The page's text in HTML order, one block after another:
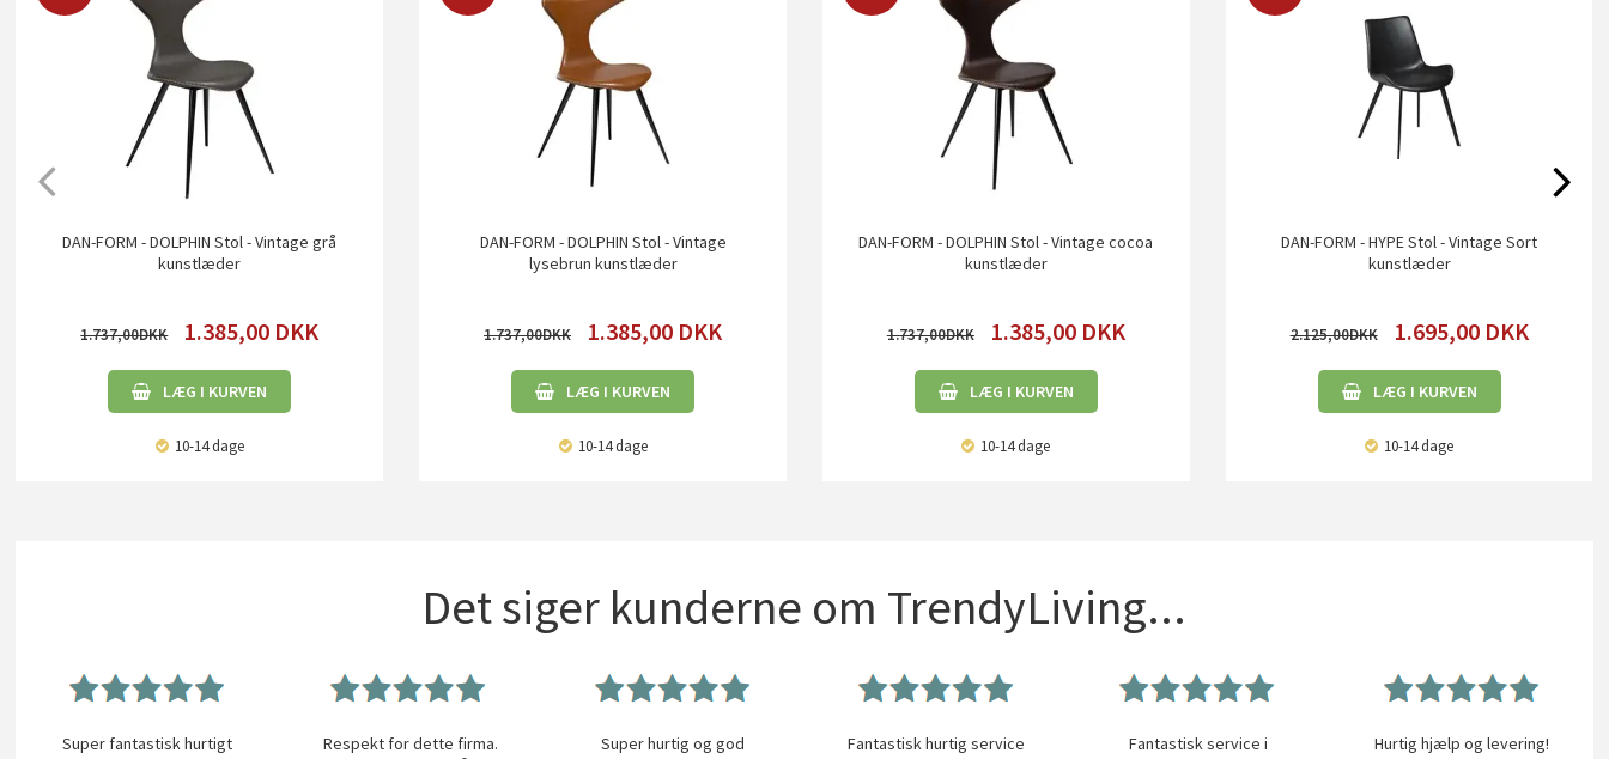
DAN-FORM - DOLPHIN Stol - Vintage grå
kunstlæder
1.737,00 1.385,00 DKK
LÆG I KURVEN
10-14 dage
DAN-FORM - DOLPHIN Stol - Vintage
lysebrun kunstlæder
1.737,00 1.385,00 DKK
LÆG I KURVEN
10-14 dage
DAN-FORM - DOLPHIN Stol - Vintage cocoa
kunstlæder
1.737,00 1.385,00 DKK
LÆG I KURVEN
10-14 dage
DAN-FORM - HYPE Stol - Vintage Sort
kunstlæder
2.125,00 1.695,00 DKK
LÆG I KURVEN
10-14 dage
Det siger kunderne om TrendyLiving...
Super fantastisk hurtigt
Respekt for dette firma.
Super hurtig og god
Fantastisk hurtig service
Fantastisk service i
Hurtig hjælp og levering!